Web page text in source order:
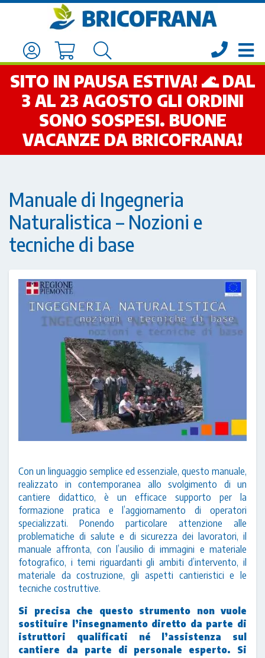
SITO IN PAUSA ESTIVA! 🌊 DAL
3 AL 23 AGOSTO GLI ORDINI
SONO SOSPESI. BUONE
VACANZE DA BRICOFRANA!
Manuale di Ingegneria
Naturalistica – Nozioni e
tecniche di base
Con un linguaggio semplice ed essenziale, questo manuale,
realizzato in contemporanea allo svolgimento di un
cantiere didattico, è un efficace supporto per la
formazione pratica e l’aggiornamento di operatori
specializzati. Ponendo particolare attenzione alle
problematiche di salute e di sicurezza dei lavoratori, il
manuale affronta, con l’ausilio di immagini e materiale
fotografico, i temi riguardanti gli ambiti d’intervento, il
materiale da costruzione, gli aspetti cantieristici e le
tecniche costruttive.
Si precisa che questo strumento non vuole
sostituire l’insegnamento diretto da parte di
istruttori qualificati né l’assistenza sul
cantiere da parte di personale esperto. Si